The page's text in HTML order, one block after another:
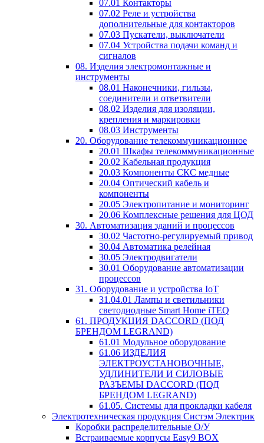
07.01 Контакторы
07.02 Реле и устройства
дополнительные для контакторов
07.03 Пускатели, выключатели
07.04 Устройства подачи команд и
сигналов
08. Изделия электромонтажные и
инструменты
08.01 Наконечники, гильзы,
соединители и ответвители
08.02 Изделия для изоляции,
крепления и маркировки
08.03 Инструменты
20. Оборудование телекоммуникационное
20.01 Шкафы телекоммуникационные
20.02 Кабельная продукция
20.03 Компоненты СКС медные
20.04 Оптический кабель и
компоненты
20.05 Электропитание и мониторинг
20.06 Комплексные решения для ЦОД
30. Автоматизация зданий и процессов
30.02 Частотно-регулируемый привод
30.04 Автоматика релейная
30.05 Электродвигатели
30.01 Оборудование автоматизации
процессов
31. Оборудование и устройства IoT
31.04.01 Лампы и светильники
светодиодные Smart Home iTEQ
61. ПРОДУКЦИЯ DACCORD (ПОД
БРЕНДОМ LEGRAND)
61.01 Модульное оборудование
61.06 ИЗДЕЛИЯ
ЭЛЕКТРОУСТАНОВОЧНЫЕ,
УДЛИНИТЕЛИ И СИЛОВЫЕ
РАЗЪЕМЫ DACCORD (ПОД
БРЕНДОМ LEGRAND)
61.05. Системы для прокладки кабеля
Электротехническая продукция Систэм Электрик
Коробки распределительные О/У
Встраиваемые корпусы Easy9 BOX